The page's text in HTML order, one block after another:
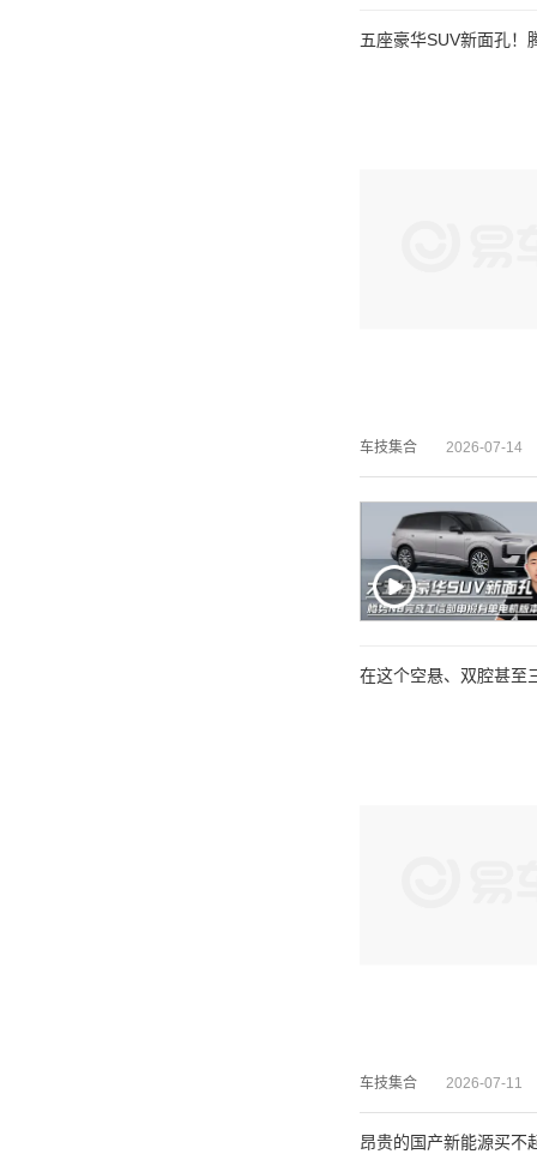
五座豪华SUV新面孔！
车技集合 2026-07-14
在这个空悬、双腔甚至
车技集合 2026-07-11
昂贵的国产新能源买不